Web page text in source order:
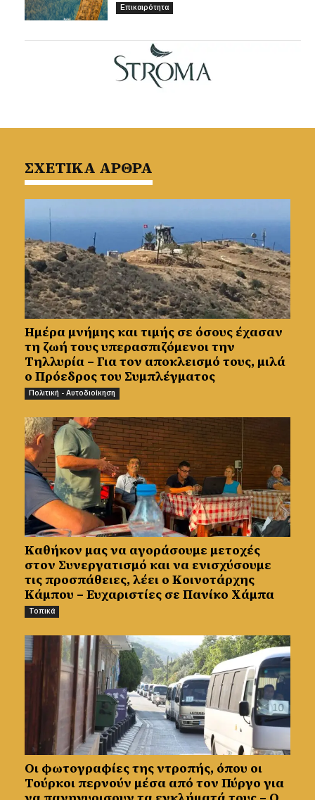
Επικαιρότητα
ΣΧΕΤΙΚΑ ΑΡΘΡΑ
Ημέρα μνήμης και τιμής σε όσους έχασαν
τη ζωή τους υπερασπιζόμενοι την
Τηλλυρία – Για τον αποκλεισμό τους, μιλά
ο Πρόεδρος του Συμπλέγματος
Πολιτική - Αυτοδιοίκηση
Καθήκον μας να αγοράσουμε μετοχές
στον Συνεργατισμό και να ενισχύσουμε
τις προσπάθειες, λέει ο Κοινοτάρχης
Κάμπου – Ευχαριστίες σε Πανίκο Χάμπα
Τοπικά
Οι φωτογραφίες της ντροπής, όπου οι
Τούρκοι περνούν μέσα από τον Πύργο για